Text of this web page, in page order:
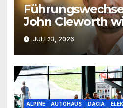
John Cleworth
Produktchef
JULI 23, 2026
ALPINE AUTOHAUS DACIA